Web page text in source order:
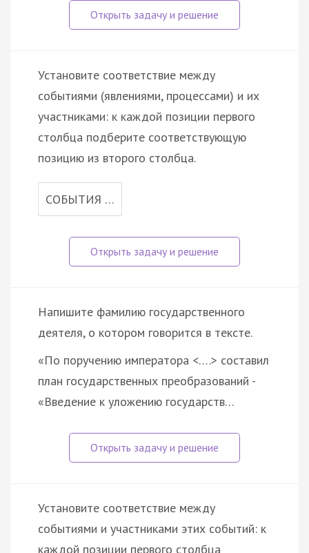
Установите соответствие между
событиями (явлениями, процессами) и их
участниками: к каждой позиции первого
столбца подберите соответствующую
позицию из второго столбца.
СОБЫТИЯ …
Напишите фамилию государственного
деятеля, о котором говорится в тексте.
«По поручению императора <….> составил
план государственных преобразований -
«Введение к уложению государств…
Установите соответствие между
событиями и участниками этих событий: к
каждой позиции первого столбца